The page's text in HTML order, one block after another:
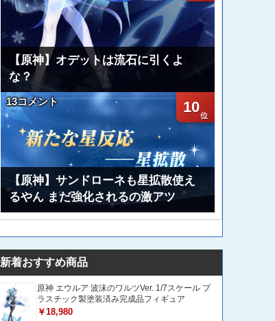
【原神】オデットは流石に引くよ
な？
10
13コメント
【原神】サンドローネも星拡散使え
るやん まだ強化されるの激アツ
新着おすすめ商品
原神 エウルア 波沫のワルツVer. 1/7スケール プ
ラスチック製塗装済み完成品フィギュア
￥18,980